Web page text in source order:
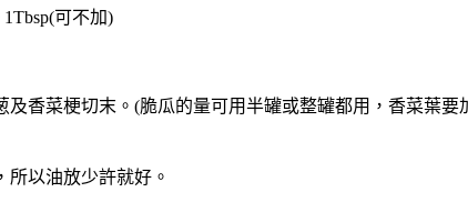
可不加)
及香菜梗切末。(脆瓜的量可用半罐或整罐都用，香菜葉
所以油放少許就好。